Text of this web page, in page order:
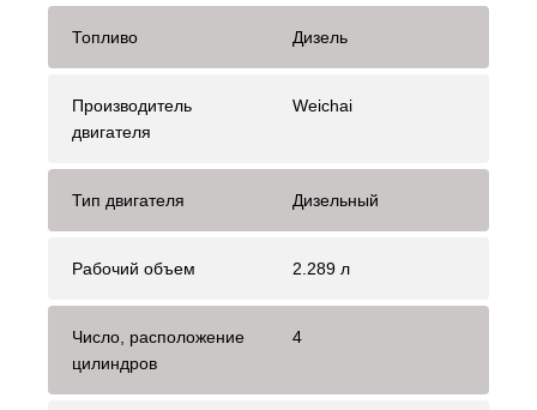
Топливо Дизель
Производитель
двигателя
Weichai
Тип двигателя Дизельный
Рабочий объем 2.289 л
Число, расположение
цилиндров
4